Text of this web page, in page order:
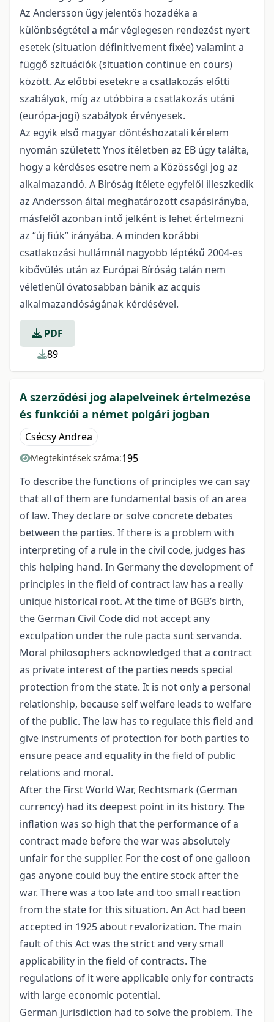
Az Andersson ügy jelentős hozadéka a
különbségtétel a már véglegesen rendezést nyert
esetek (situation définitivement fixée) valamint a
függő szituációk (situation continue en cours)
között. Az előbbi esetekre a csatlakozás előtti
szabályok, míg az utóbbira a csatlakozás utáni
(európa-jogi) szabályok érvényesek.
Az egyik első magyar döntéshozatali kérelem
nyomán született Ynos ítéletben az EB úgy találta,
hogy a kérdéses esetre nem a Közösségi jog az
alkalmazandó. A Bíróság ítélete egyfelől illeszkedik
az Andersson által meghatározott csapásirányba,
másfelől azonban intő jelként is lehet értelmezni
az “új fiúk” irányába. A minden korábbi
csatlakozási hullámnál nagyobb léptékű 2004-es
kibővülés után az Európai Bíróság talán nem
véletlenül óvatosabban bánik az acquis
alkalmazandóságának kérdésével.
PDF
89
A szerződési jog alapelveinek értelmezése
és funkciói a német polgári jogban
Csécsy Andrea
Megtekintések száma:195
To describe the functions of principles we can say
that all of them are fundamental basis of an area
of law. They declare or solve concrete debates
between the parties. If there is a problem with
interpreting of a rule in the civil code, judges has
this helping hand. In Germany the development of
principles in the field of contract law has a really
unique historical root. At the time of BGB’s birth,
the German Civil Code did not accept any
exculpation under the rule pacta sunt servanda.
Moral philosophers acknowledged that a contract
as private interest of the parties needs special
protection from the state. It is not only a personal
relationship, because self welfare leads to welfare
of the public. The law has to regulate this field and
give instruments of protection for both parties to
ensure peace and equality in the field of public
relations and moral.
After the First World War, Rechtsmark (German
currency) had its deepest point in its history. The
inflation was so high that the performance of a
contract made before the war was absolutely
unfair for the supplier. For the cost of one galloon
gas anyone could buy the entire stock after the
war. There was a too late and too small reaction
from the state for this situation. An Act had been
accepted in 1925 about revalorization. The main
fault of this Act was the strict and very small
applicability in the field of contracts. The
regulations of it were applicable only for contracts
with large economic potential.
German jurisdiction had to solve the problem. The